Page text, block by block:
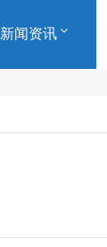
新闻资讯